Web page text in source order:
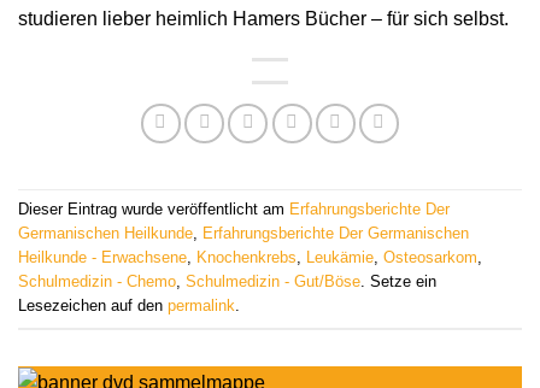
studieren lieber heimlich Hamers Bücher – für sich selbst.
Dieser Eintrag wurde veröffentlicht am Erfahrungsberichte Der
Germanischen Heilkunde
Erfahrungsberichte Der Germanischen
Heilkunde - Erwachsene
Knochenkrebs Leukämie Osteosarkom
Schulmedizin - Chemo Schulmedizin - Gut/Böse . Setze ein
Lesezeichen auf den permalink